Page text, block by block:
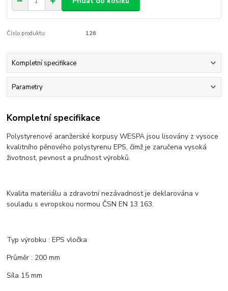
Číslo produktu: 126
Kompletní specifikace
Parametry
Kompletní specifikace
Polystyrenové aranžerské korpusy WESPA jsou lisovány z vysoce
kvalitního pěnového polystyrenu EPS, čímž je zaručena vysoká
životnost, pevnost a pružnost výrobků.
Kvalita materiálu a zdravotní nezávadnost je deklarována v
souladu s evropskou normou ČSN EN 13 163.
Typ výrobku : EPS vločka
Průměr : 200 mm
Síla 15 mm